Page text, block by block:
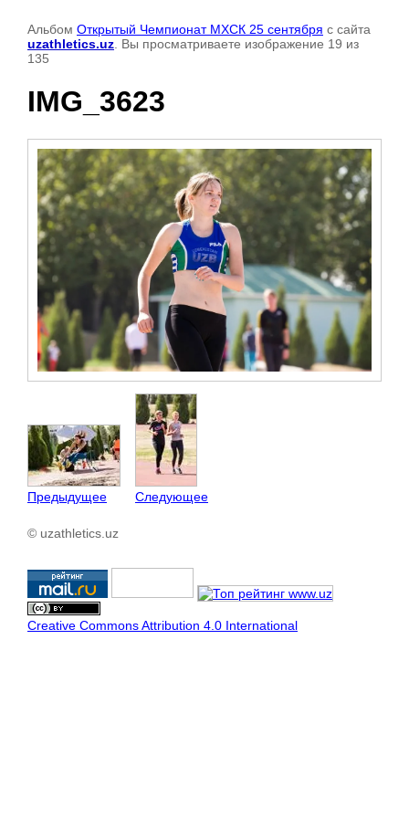
Альбом Открытый Чемпионат МХСК 25 сентября с сайта
uzathletics.uz . Вы просматриваете изображение 19 из
135
IMG_3623
Предыдущее Следующее
© uzathletics.uz
Creative Commons Attribution 4.0 International